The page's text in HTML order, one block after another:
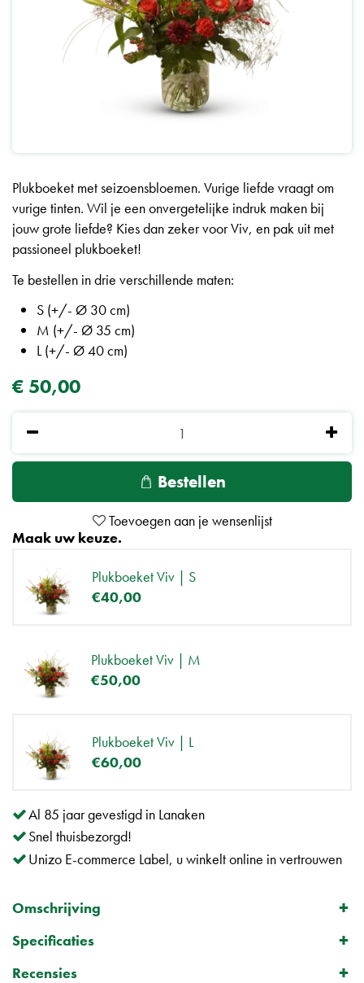
Plukboeket met seizoensbloemen. Vurige liefde vraagt om
vurige tinten. Wil je een onvergetelijke indruk maken bij
jouw grote liefde? Kies dan zeker voor Viv, en pak uit met
passioneel plukboeket!
Te bestellen in drie verschillende maten:
S (+/- Ø 30 cm)
M (+/- Ø 35 cm)
L (+/- Ø 40 cm)
€ 50,00
Maak uw keuze.
Plukboeket Viv | S
€40,00
Plukboeket Viv | M
€50,00
Plukboeket Viv | L
€60,00
Al 85 jaar gevestigd in Lanaken
Snel thuisbezorgd!
Unizo E-commerce Label, u winkelt online in vertrouwen
Omschrijving
Specificaties
Recensies